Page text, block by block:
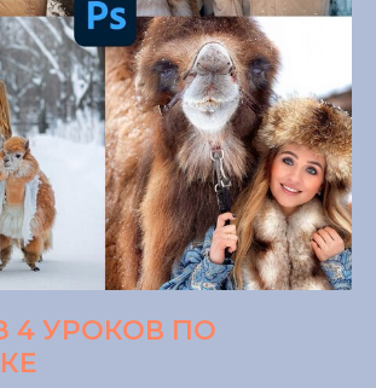
4 УРОКОВ ПО